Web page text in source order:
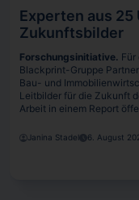
Experten aus
Zukunftsbilder
Forschungsinitiative. Für
Blackprint-Gruppe
Bau- und
Leitbilder für die Zukunft
Arbeit in einem Report
Janina Stadel 6. August